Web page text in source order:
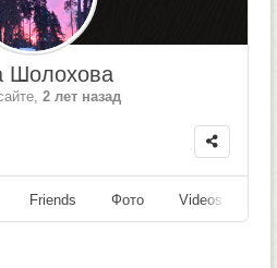
Шолохова
2 лет назад
Friends Фото Videos